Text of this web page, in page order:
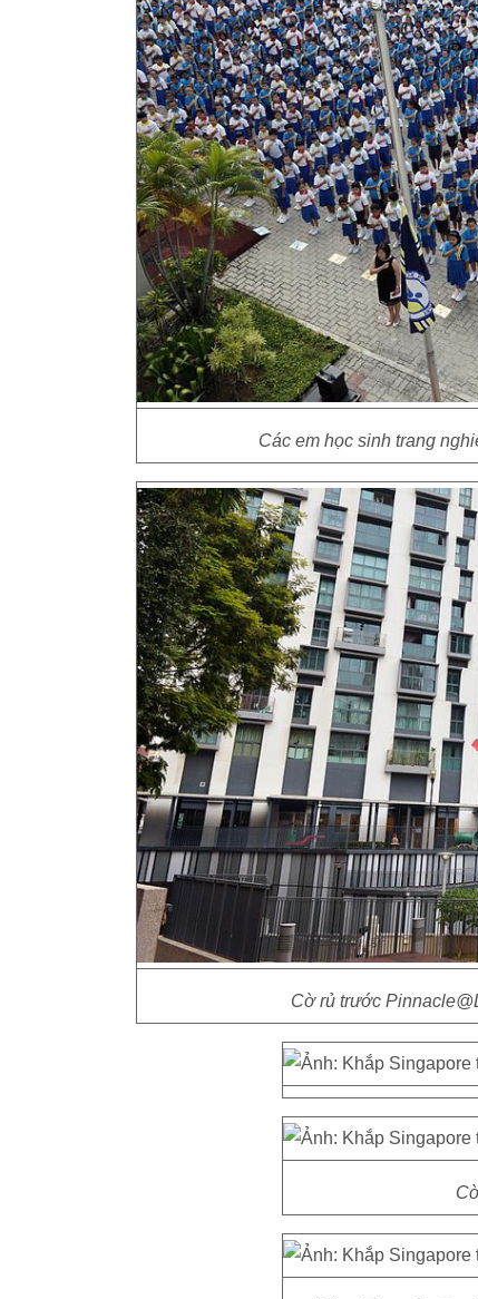
Các em học sinh trang
Cờ rủ trước